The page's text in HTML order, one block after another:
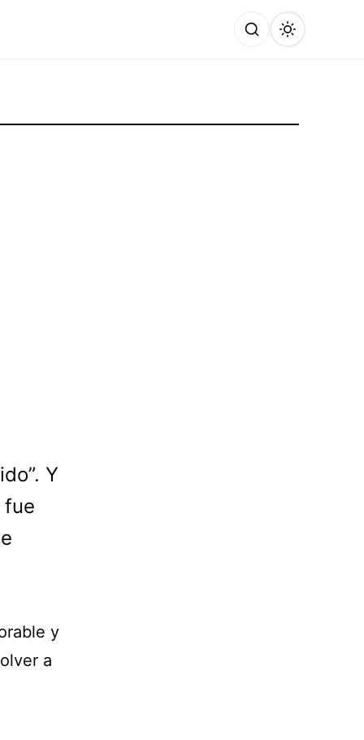
Y
fue
y
a